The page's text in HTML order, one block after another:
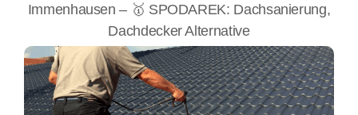
Immenhausen – 🥇 SPODAREK: Dachsanierung,
Dachdecker Alternative